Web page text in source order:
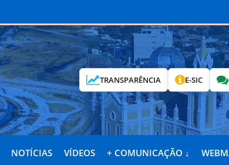
TRANSPARÊNCIA E-SIC
NOTÍCIAS VÍDEOS + COMUNICAÇÃO ↓